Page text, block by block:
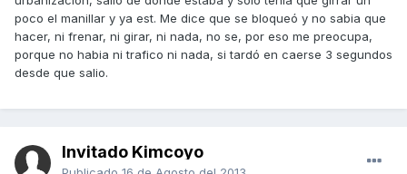
poco el manillar y ya est. Me dice que se bloqueó y no sabia que
hacer, ni frenar, ni girar, ni nada, no se, por eso me preocupa,
porque no habia ni trafico ni nada, si tardó en caerse 3 segundos
desde que salio.
Invitado Kimcoyo